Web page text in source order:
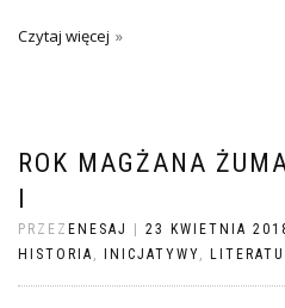
Czytaj więcej
ROK MAGŻANA
I
PRZEZ ENESAJ | 23 KWIETNIA
HISTORIA
INICJATYWY